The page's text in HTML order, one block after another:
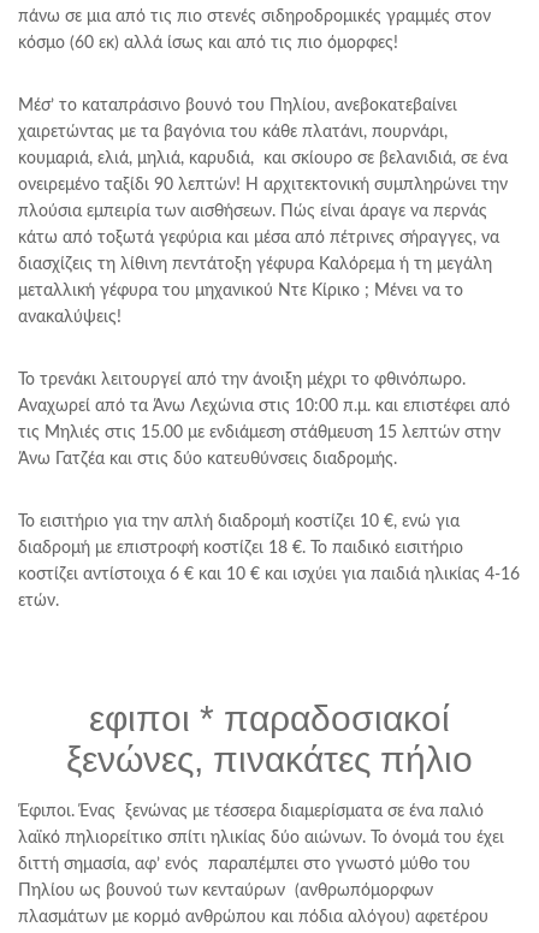
πάνω σε μια από τις πιο στενές σιδηροδρομικές γραμμές στον
κόσμο (60 εκ) αλλά ίσως και από τις πιο όμορφες!
Μέσ’ το καταπράσινο βουνό του Πηλίου, ανεβοκατεβαίνει
χαιρετώντας με τα βαγόνια του κάθε πλατάνι, πουρνάρι,
κουμαριά, ελιά, μηλιά, καρυδιά, και σκίουρο σε βελανιδιά, σε ένα
ονειρεμένο ταξίδι 90 λεπτών! Η αρχιτεκτονική συμπληρώνει την
πλούσια εμπειρία των αισθήσεων. Πώς είναι άραγε να περνάς
κάτω από τοξωτά γεφύρια και μέσα από πέτρινες σήραγγες, να
διασχίζεις τη λίθινη πεντάτοξη γέφυρα Καλόρεμα ή τη μεγάλη
μεταλλική γέφυρα του μηχανικού Ντε Κίρικο ; Μένει να το
ανακαλύψεις!
Το τρενάκι λειτουργεί από την άνοιξη μέχρι το φθινόπωρο.
Αναχωρεί από τα Άνω Λεχώνια στις 10:00 π.μ. και επιστέφει από
τις Μηλιές στις 15.00 με ενδιάμεση στάθμευση 15 λεπτών στην
Άνω Γατζέα και στις δύο κατευθύνσεις διαδρομής.
Το εισιτήριο για την απλή διαδρομή κοστίζει 10 €, ενώ για
διαδρομή με επιστροφή κοστίζει 18 €. Το παιδικό εισιτήριο
κοστίζει αντίστοιχα 6 € και 10 € και ισχύει για παιδιά ηλικίας 4-16
ετών.
εφιποι * παραδοσιακοί
ξενώνες, πινακάτες πήλιο
Έφιποι. Ένας ξενώνας με τέσσερα διαμερίσματα σε ένα παλιό
λαϊκό πηλιορείτικο σπίτι ηλικίας δύο αιώνων. Το όνομά του έχει
διττή σημασία, αφ’ ενός παραπέμπει στο γνωστό μύθο του
Πηλίου ως βουνού των κενταύρων (ανθρωπόμορφων
πλασμάτων με κορμό ανθρώπου και πόδια αλόγου) αφετέρου